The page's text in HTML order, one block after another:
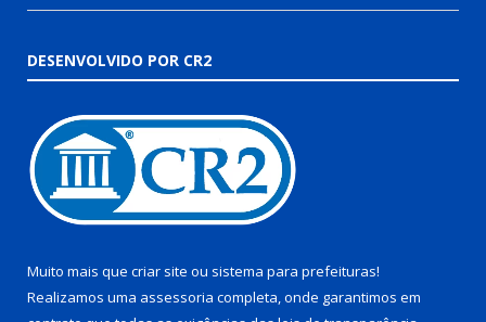
DESENVOLVIDO POR CR2
Muito mais que criar site ou sistema para prefeituras!
Realizamos uma assessoria completa, onde garantimos em